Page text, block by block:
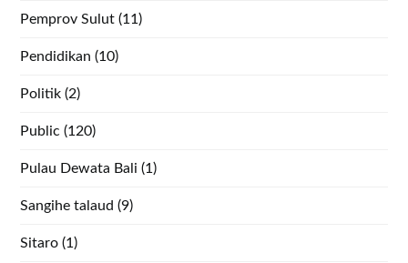
Pemprov Sulut (11)
Pendidikan (10)
Politik (2)
Public (120)
Pulau Dewata Bali (1)
Sangihe talaud (9)
Sitaro (1)